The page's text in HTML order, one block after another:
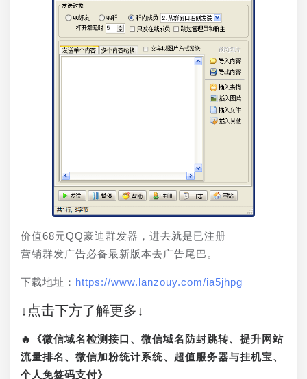
价值68元QQ豪迪群发器，进去就是已注册
营销群发广告必备最新版本去广告尾巴。
下载地址： https://www.lanzouy.com/ia5jhpg
↓点击下方了解更多↓
🔥《微信域名检测接口、微信域名防封跳转、提升网站
流量排名、微信加粉统计系统、超值服务器与挂机宝、
个人免签码支付》